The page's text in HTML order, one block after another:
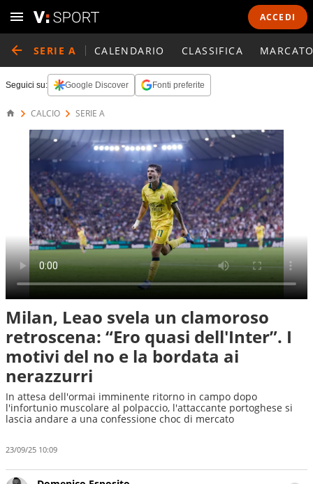
ACCEDI
SERIE A CALENDARIO CLASSIFICA
Seguici su: Google Discover Fonti preferite
CALCIO SERIE A
Milan, Leao svela un clamoroso
retroscena: “Ero quasi dell'Inter”. I
motivi del no e la bordata ai
nerazzurri
In attesa dell'ormai imminente ritorno in campo dopo
l'infortunio muscolare al polpaccio, l'attaccante portoghese si
lascia andare a una confessione choc di mercato
23/09/25 10:09